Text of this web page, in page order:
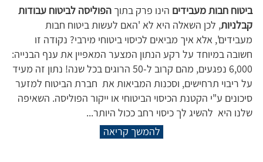
ביטוח חבות מעבידים הינו פרק בתוך הפוליסה לביטוח עבודות
קבלניות, לכן השאלה היא לא 'האם לעשות ביטוח חבות
מעבידים', אלא איך מביאים לכיסוי ביטוחי מירבי? נקודה זו
חשובה במיוחד על רקע הנתון המצער המאפיין את ענף הבנייה:
6,000 נפגעים, מהם קרוב ל-50 הרוגים בכל שנה! נתון זה מעיד
על ריבוי תרחישים, וסכנות המביאות את חברת הביטוח למזער
סיכונים ע"י הקטנת הכיסוי הביטוחי או ייקור הפוליסה. השאיפה
שלנו היא להשיג לך כיסוי רחב ככול היותר...
להמשך קריאה